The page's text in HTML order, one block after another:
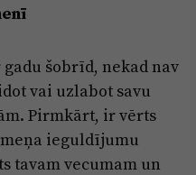
šobrīd, nekad nav
vai uzlabot savu
Pirmkārt, ir vērts
ieguldījumu
tavam vecumam un